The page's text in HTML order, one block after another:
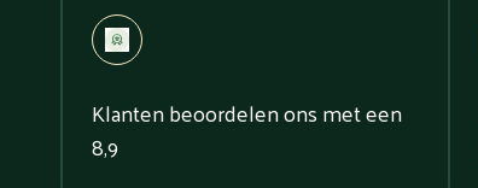
Klanten beoordelen ons met een
8,9